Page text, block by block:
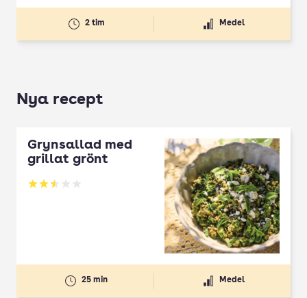
2 tim Medel
Nya recept
Grynsallad med
grillat grönt
Betyg: 2.5 av 5
25 min Medel